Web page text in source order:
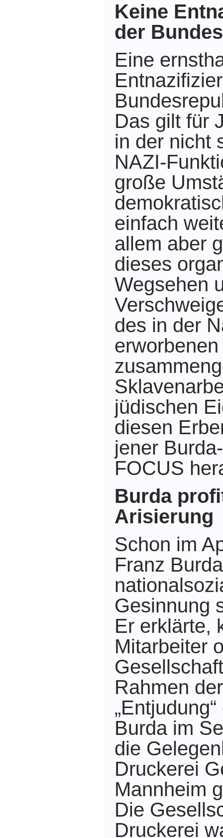
Keine
der
Eine
Das gilt für
in der nicht
NAZI-
große
einfach
allem aber
dieses
Wegsehen
des in der
jüdischen
diesen
jener
FOCUS
Burda
Arisierung
Schon im
Franz
Gesinnung
Er erklärte,
Mitarbeiter
Rahmen
Burda im
die
Druckerei
Mannheim
Die
Druckerei